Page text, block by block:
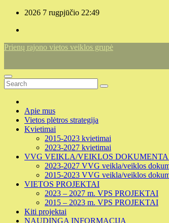
Skip
content
2026 7 rugpjūčio 22:49
Prienų rajono vietos veiklos grupė
Apie mus
Vietos plėtros strategija
Kvietimai
2015-2023 kvietimai
2023-2027 kvietimai
VVG VEIKLA/VEIKLOS
2023-2027 VVG veikla/veiklos
2015-2023 VVG veikla/veiklos
VIETOS PROJEKTAI
2023 – 2027 m. VPS PROJEKTAI
2015 – 2023 m. VPS PROJEKTAI
Kiti projektai
NAUDINGA INFORMACIJA